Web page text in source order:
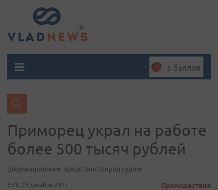
5 баллов
Приморец украл на работе
более 500 тысяч рублей
Злоумышленник предстанет перед судом
6:28, 28 декабря 2017 Происшествия